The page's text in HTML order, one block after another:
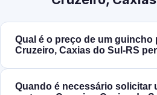
Qual é o preço de um guincho
Cruzeiro, Caxias do Sul‑RS
Quando é necessário solicitar